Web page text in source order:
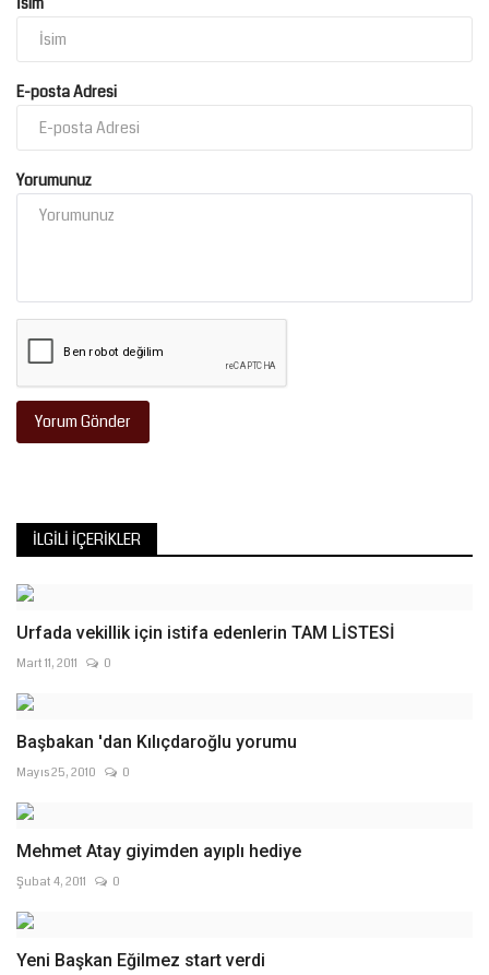
E-posta Adresi
Yorumunuz
Yorum Gönder
İLGILI İÇERIKLER
Urfada vekillik için istifa edenlerin TAM LİSTESİ
Mart 11, 2011 0
Başbakan 'dan Kılıçdaroğlu yorumu
Mayıs 25, 2010 0
Mehmet Atay giyimden ayıplı hediye
Şubat 4, 2011 0
Yeni Başkan Eğilmez start verdi